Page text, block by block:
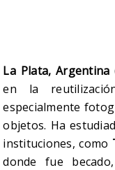
La Plata, Argentina
en la
especialmente
objetos. Ha
instituciones, como
donde fue becado,